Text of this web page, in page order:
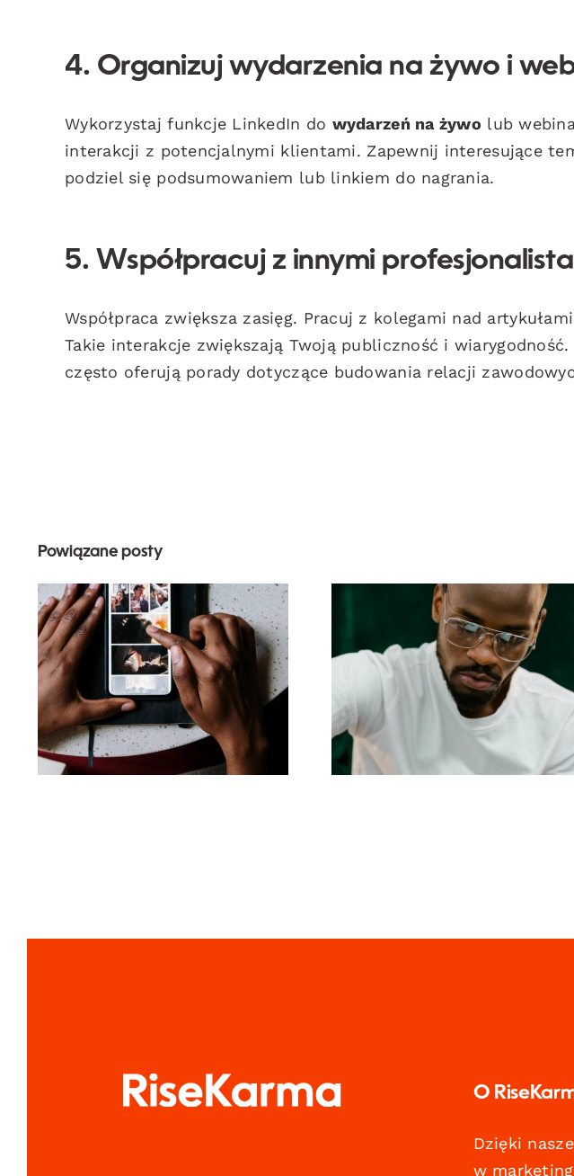
4. Organizuj wydarzenia na żywo i
Wykorzystaj funkcje LinkedIn do wydarzeń na żywo lub
interakcji z potencjalnymi klientami. Zapewnij interesujące
podziel się podsumowaniem lub linkiem do nagrania.
5. Współpracuj z innymi
Współpraca zwiększa zasięg. Pracuj z kolegami nad
Takie interakcje zwiększają Twoją publiczność i wiarygodność.
często oferują porady dotyczące budowania relacji
Powiązane posty
Najlepsze aplikacje
do animacji zdjęć na
angażujące posty na
Facebooku
Top 17
zaawansowanych
wskazówek
dotyczących
zrozumienia
algorytmu TikTok
O
Dzięki
w